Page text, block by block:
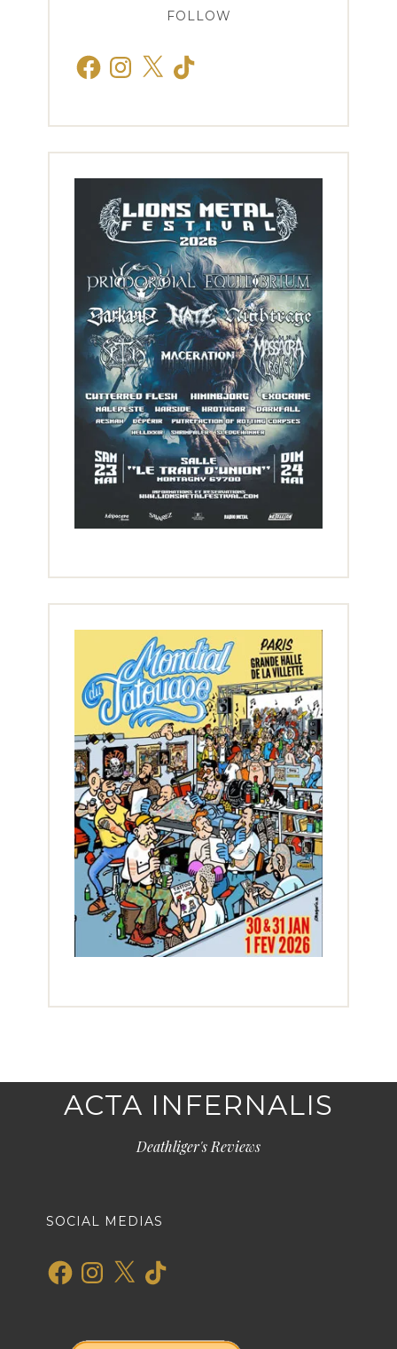
FOLLOW
FacebookInstagram
X TikTok
ACTA INFERNALIS
Deathliger's Reviews
SOCIAL MEDIAS
FacebookInstagram
X TikTok